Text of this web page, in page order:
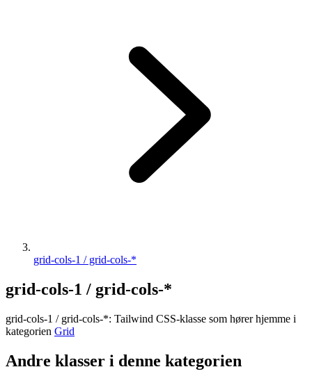
grid-cols-1 / grid-cols-*
grid-cols-1 / grid-cols-*
grid-cols-1 / grid-cols-*: Tailwind CSS-klasse som hører hjemme i
kategorien Grid
Andre klasser i denne kategorien